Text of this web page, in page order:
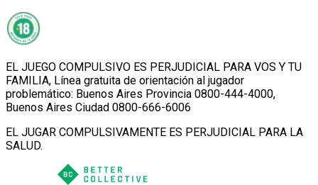
EL JUEGO COMPULSIVO ES PERJUDICIAL PARA VOS Y TU
FAMILIA, Línea gratuita de orientación al jugador
problemático: Buenos Aires Provincia 0800-444-4000,
Buenos Aires Ciudad 0800-666-6006
EL JUGAR COMPULSIVAMENTE ES PERJUDICIAL PARA LA
SALUD.